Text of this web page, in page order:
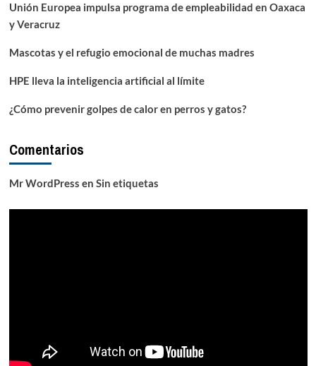
Unión Europea impulsa programa de empleabilidad en Oaxaca
y Veracruz
Mascotas y el refugio emocional de muchas madres
HPE lleva la inteligencia artificial al límite
¿Cómo prevenir golpes de calor en perros y gatos?
Comentarios
Mr WordPress en Sin etiquetas